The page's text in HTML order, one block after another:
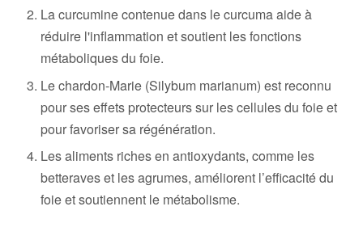
La curcumine contenue dans le curcuma aide à
réduire l'inflammation et soutient les fonctions
métaboliques du foie.
Le chardon-Marie (Silybum marianum) est reconnu
pour ses effets protecteurs sur les cellules du foie et
pour favoriser sa régénération.
Les aliments riches en antioxydants, comme les
betteraves et les agrumes, améliorent l’efficacité du
foie et soutiennent le métabolisme.